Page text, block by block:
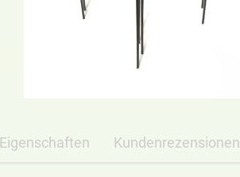
Eigenschaften Kundenrezensionen